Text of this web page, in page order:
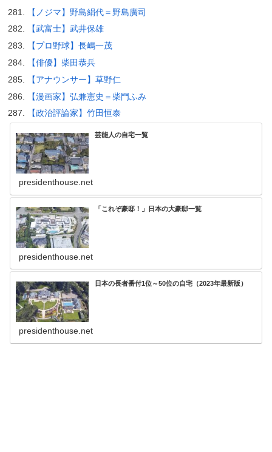
【ノジマ】野島絹代＝野島廣司
【武富士】武井保雄
【プロ野球】長嶋一茂
【俳優】柴田恭兵
【アナウンサー】草野仁
【漫画家】弘兼憲史＝柴門ふみ
【政治評論家】竹田恒泰
芸能人の自宅一覧
presidenthouse.net
「これぞ豪邸！」日本の大豪邸一覧
presidenthouse.net
日本の長者番付1位～50位の自宅（2023年最新版）
presidenthouse.net